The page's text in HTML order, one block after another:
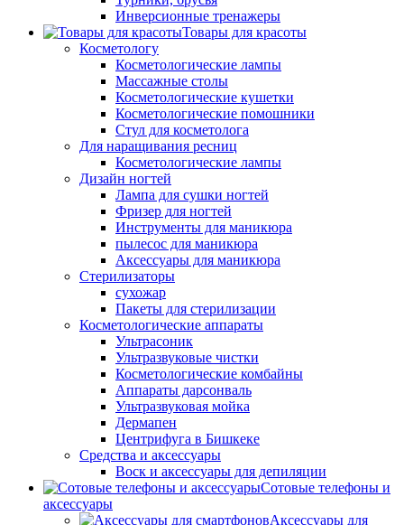
Инверсионные тренажеры
Товары для красоты
Косметологу
Косметологические лампы
Массажные столы
Косметологические кушетки
Косметологические помошники
Стул для косметолога
Для наращивания ресниц
Косметологические лампы
Дизайн ногтей
Лампа для сушки ногтей
Фризер для ногтей
Инструменты для маникюра
пылесос для маникюра
Аксессуары для маникюра
Стерилизаторы
сухожар
Пакеты для стерилизации
Косметологические аппараты
Ультрасоник
Ультразвуковые чистки
Косметологические комбайны
Аппараты дарсонваль
Ультразвуковая мойка
Дермапен
Центрифуга в Бишкеке
Средства и аксессуары
Воск и аксессуары для депиляции
Сотовые телефоны и
аксессуары
Аксессуары для